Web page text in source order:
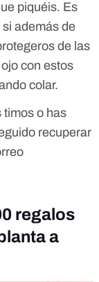
piquéis. Es
además de
de las
con estos
colar.
timos o has
recuperar
regalos
a